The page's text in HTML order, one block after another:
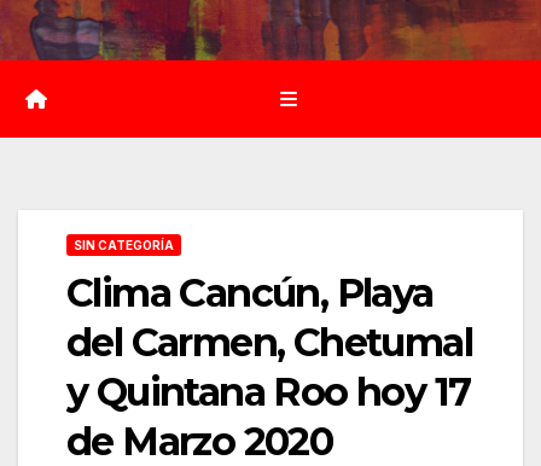
Saltar
al
contenido
SIN CATEGORÍA
Clima Cancún, Playa
del Carmen, Chetumal
y Quintana Roo hoy 17
de Marzo 2020